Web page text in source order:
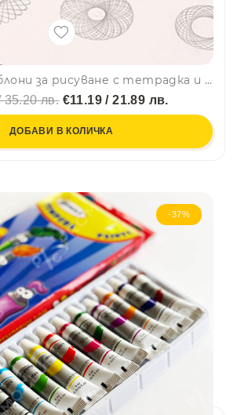
Комплект шаблони за рисуване с тетрадка и 6 цветна фулмастера 3223
35.20 лв.€11.19 / 21.89 лв.
ДОБАВИ В КОЛИЧКА
-37%